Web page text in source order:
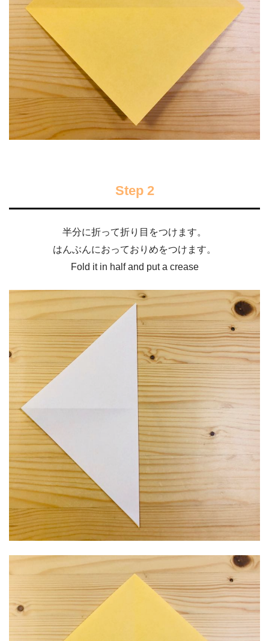
Step 2
半分に折って折り目をつけます。
はんぶんにおっておりめをつけます。
Fold it in half and put a crease